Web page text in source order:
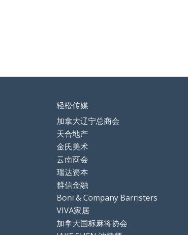
轻松传媒
加拿大辽宁总商会
天合地产
金氏美术
云南商会
瑞达资本
群信金融
Boni & Company Barristers
VIVA家居
加拿大国标麻将协会